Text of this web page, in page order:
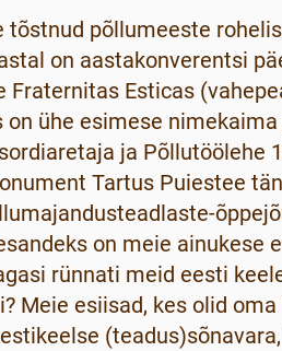
tõstnud põllumeeste
on aastakonverentsi
Fraternitas Esticas
on ühe esimese
ja Põllutöölehe
Tartus Puiestee
on meie
rünnati meid eesti
Meie esiisad, kes olid